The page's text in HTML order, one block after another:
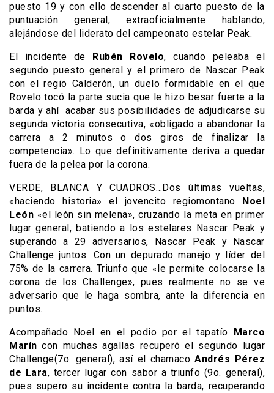
puesto 19 y con ello descender al cuarto puesto de la
puntuación general, extraoficialmente hablando,
alejándose del liderato del campeonato estelar Peak.
El incidente de
Rubén Rovelo, cuando peleaba el
segundo puesto general y el primero de Nascar Peak
con el regio Calderón, un duelo formidable en el que
Rovelo tocó la parte sucia que le hizo besar fuerte a la
barda y ahí acabar sus posibilidades de adjudicarse su
segunda victoria consecutiva, «obligado a abandonar la
carrera a 2 minutos o dos giros de finalizar la
competencia». Lo que definitivamente deriva a quedar
fuera de la pelea por la corona.
VERDE, BLANCA Y CUADROS…Dos últimas vueltas,
«haciendo historia» el jovencito regiomontano
Noel
León «el león sin melena», cruzando la meta en primer
lugar general, batiendo a los estelares Nascar Peak y
superando a 29 adversarios, Nascar Peak y Nascar
Challenge juntos. Con un depurado manejo y líder del
75% de la carrera. Triunfo que «le permite colocarse la
corona de los Challenge», pues realmente no se ve
adversario que le haga sombra, ante la diferencia en
puntos.
Acompañado Noel en el podio por el tapatío
Marco
Marín con muchas agallas recuperó el segundo lugar
Challenge(7o. general), así el chamacoAndrés Pérez
de Lara, tercer lugar con sabor a triunfo (9o. general),
pues supero su incidente contra la barda, recuperando